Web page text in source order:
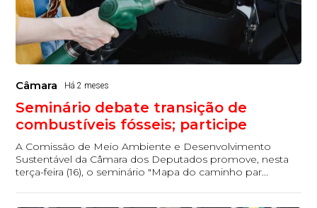
Câmara Há 2 meses
Seminário debate transição de
combustíveis fósseis; participe
A Comissão de Meio Ambiente e Desenvolvimento
Sustentável da Câmara dos Deputados promove, nesta
terça-feira (16), o seminário "Mapa do caminho par...